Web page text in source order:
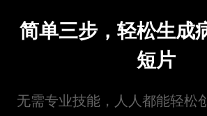
简单三步，轻松生成
短片
无需专业技能，人人都能轻松